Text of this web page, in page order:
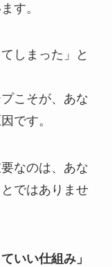
す。
しまった」と
こそが、 あな
です。
なのは、あな
ではありませ
いい仕組み」